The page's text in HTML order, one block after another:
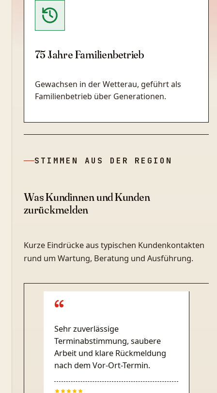
75 Jahre Familienbetrieb
Gewachsen in der Wetterau, geführt als
Familienbetrieb über Generationen.
STIMMEN AUS DER REGION
Was Kundinnen und Kunden
zurückmelden
Kurze Eindrücke aus typischen Kundenkontakten
rund um Wartung, Beratung und Ausführung.
“
Sehr zuverlässige
Terminabstimmung, saubere
Arbeit und klare Rückmeldung
nach dem Vor-Ort-Termin.